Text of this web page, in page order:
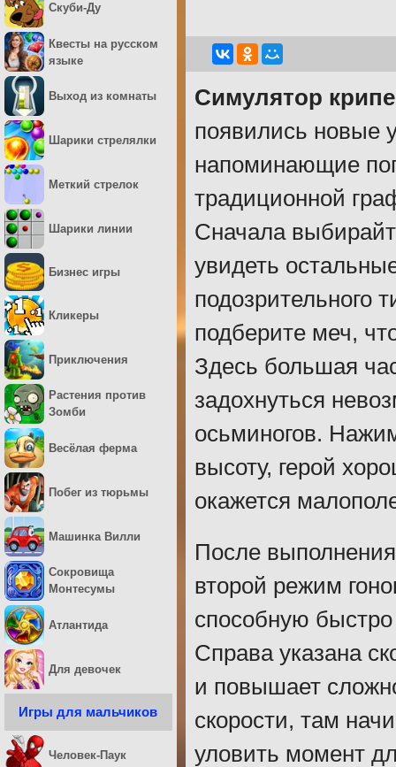
Симулятор
появились новые
напоминающие
традиционной
Сначала
увидеть
подозрительного
подберите меч,
Здесь большая
задохнуться
осьминогов.
высоту, герой
окажется
После
второй режим
способную
Справа указана
и повышает
скорости, там
уловить момент
Скуби-Ду
Квесты на русском
языке
Выход из комнаты
Шарики стрелялки
Меткий стрелок
Шарики линии
Бизнес игры
Кликеры
Приключения
Растения против
Зомби
Весёлая ферма
Побег из тюрьмы
Машинка Вилли
Сокровища
Монтесумы
Атлантида
Для девочек
Игры для мальчиков
Человек-Паук